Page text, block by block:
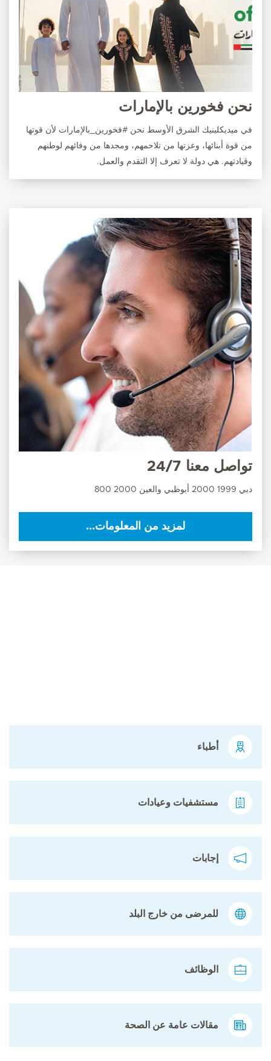
نحن فخورين بالإمارات
في ميديكلينيك الشرق الأوسط نحن #فخورين_بالإمارات لأن قوتها
من قوة أبنائها، وعزتها من تلاحمهم، ومجدها من وفائهم لوطنهم
وقيادتهم. هي دولة لا تعرف إلا التقدم والعمل.
تواصل معنا 24/7
دبي 1999 2000 أبوظبي والعين 2000 800
لمزيد من المعلومات...
أطباء
مستشفيات وعيادات
إجابات
للمرضى من خارج البلد
الوظائف
مقالات عامة عن الصحة